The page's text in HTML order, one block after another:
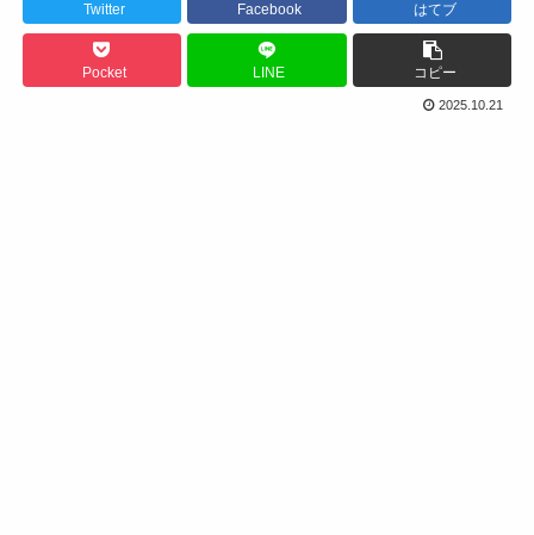
Twitter Facebook はてブ
Pocket LINE コピー
2025.10.21